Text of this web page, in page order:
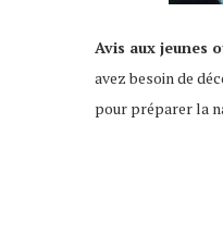
Avis aux jeunes
avez besoin de
pour préparer la